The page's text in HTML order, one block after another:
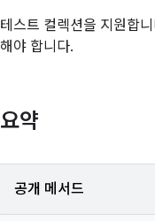
테스트 컬렉션을 지원합
해야 합니다.
요약
공개 메서드